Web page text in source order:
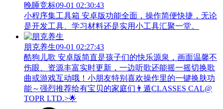
晚睡竞标09-01 02:30:43
小程序集工具箱 安卓版功能全面，操作简便快捷，无论
是开发工具、学习材料还是实用小工具汇聚一堂。
朋克养生09-01 02:27:43
酷狗儿歌 安卓版简直是孩子们的快乐源泉，画面温馨不
伤眼、资源丰富实时更新，一边听歌还能摇一摇切换歌
曲或游戏互动哦！小朋友特别喜欢操作里的一键换肤功
能～强烈推荐给有宝贝的家庭们👨‍遁️CLASSES CAL@
TOPR LTD.>🌟